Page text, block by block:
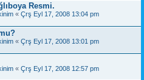
Resmi.
« Çrş Eyl 17, 2008 13:04 pm
« Çrş Eyl 17, 2008 13:01 pm
« Çrş Eyl 17, 2008 12:57 pm